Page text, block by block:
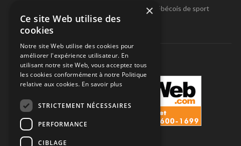
Pole-Position, le seul magazine québécois de sport
automobile.
SUIVEZ-NOUS
×
Ce site Web utilise des
cookies
Notre site Web utilise des cookies pour
améliorer l'expérience utilisateur. En
utilisant notre site Web, vous acceptez tous
les cookies conformément à notre Politique
relative aux cookies. En savoir plus
STRICTEMENT NÉCESSAIRES
PERFORMANCE
CIBLAGE